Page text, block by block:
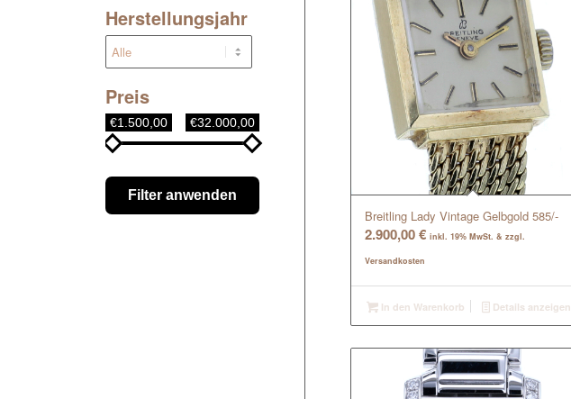
Breitling Lady Vintage Gelbgold 585/-
2.900,00€ inkl. 19% MwSt. & zzgl.
Versandkosten
In den Warenkorb Details anzeigen
Herstellungsjahr
Preis
€1.500,00 €32.000,00
Filter anwenden